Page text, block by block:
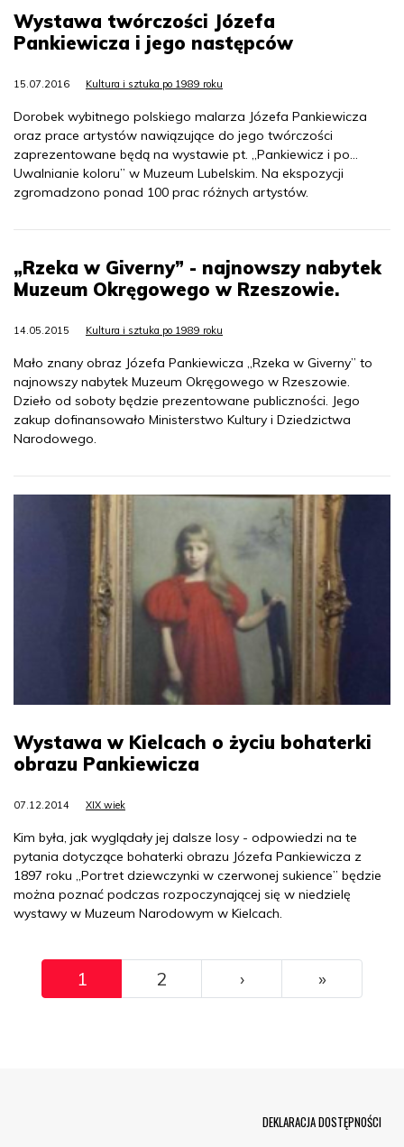
Wystawa twórczości Józefa
Pankiewicza i jego następców
15.07.2016 Kultura i sztuka po 1989 roku
Dorobek wybitnego polskiego malarza Józefa Pankiewicza
oraz prace artystów nawiązujące do jego twórczości
zaprezentowane będą na wystawie pt. „Pankiewicz i po…
Uwalnianie koloru” w Muzeum Lubelskim. Na ekspozycji
zgromadzono ponad 100 prac różnych artystów.
„Rzeka w Giverny” - najnowszy nabytek
Muzeum Okręgowego w Rzeszowie.
14.05.2015 Kultura i sztuka po 1989 roku
Mało znany obraz Józefa Pankiewicza „Rzeka w Giverny” to
najnowszy nabytek Muzeum Okręgowego w Rzeszowie.
Dzieło od soboty będzie prezentowane publiczności. Jego
zakup dofinansowało Ministerstwo Kultury i Dziedzictwa
Narodowego.
Wystawa w Kielcach o życiu bohaterki
obrazu Pankiewicza
07.12.2014 XIX wiek
Kim była, jak wyglądały jej dalsze losy - odpowiedzi na te
pytania dotyczące bohaterki obrazu Józefa Pankiewicza z
1897 roku „Portret dziewczynki w czerwonej sukience” będzie
można poznać podczas rozpoczynającej się w niedzielę
wystawy w Muzeum Narodowym w Kielcach.
Pagination
1 2 ››› »Ostatni
DEKLARACJA DOSTĘPNOŚCI